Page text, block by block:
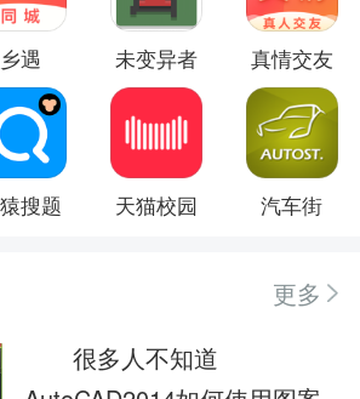
乡遇 未变异者 真情交友
搜题 天猫校园 汽车街
更多
很多人不知道